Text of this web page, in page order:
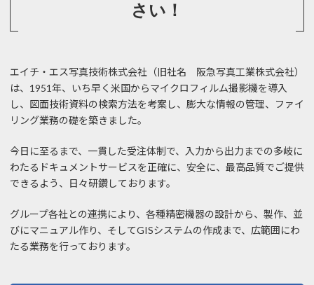
さい！
エイチ・エス写真技術株式会社（旧社名 阪急写真工業株式会社）
は、1951年、いち早く米国からマイクロフィルム撮影機を導入
し、図面技術資料の検索方法を考案し、膨大な情報の管理、ファイ
リング業務の礎を築きました。
今日に至るまで、一貫した受注体制で、入力から出力までの多岐に
わたるドキュメントサービスを正確に、安全に、最高品質でご提供
できるよう、日々研鑽しております。
グループ各社との連携により、各種精密機器の設計から、製作、並
びにマニュアル作り、そしてGISシステムの作成まで、広範囲にわ
たる業務を行っております。